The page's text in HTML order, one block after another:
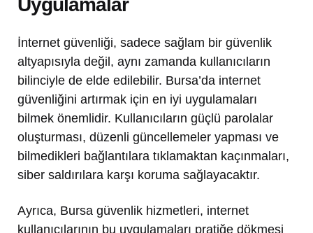
İnternet güvenliği, sadece sağlam bir güvenlik
altyapısıyla değil, aynı zamanda kullanıcıların
bilinciyle de elde edilebilir. Bursa’da internet
güvenliğini artırmak için en iyi uygulamaları
bilmek önemlidir. Kullanıcıların güçlü parolalar
oluşturması, düzenli güncellemeler yapması ve
bilmedikleri bağlantılara tıklamaktan kaçınmaları,
siber saldırılara karşı koruma sağlayacaktır.
Ayrıca, Bursa güvenlik hizmetleri, internet
kullanıcılarının bu uygulamaları pratiğe dökmesi